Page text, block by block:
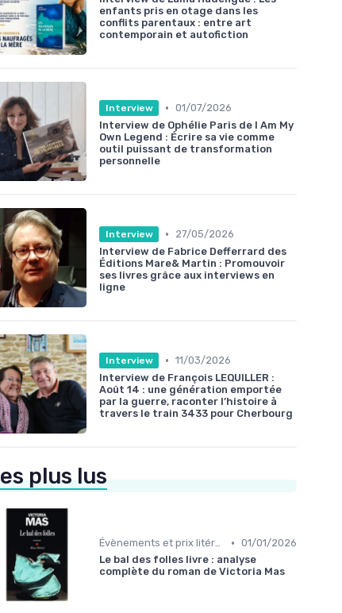
enfants pris en otage dans les
conflits parentaux : entre art
contemporain et autofiction
Interview • 01/07/2026
Interview de Ophélie Paris de I Am My
Own Legend : Écrire sa vie comme
outil puissant de transformation
personnelle
Interview •
27/05/2026
Interview de Fabrice Defferrard des
Éditions Mare& Martin : Promouvoir
ses livres grâce aux interviews en
ligne
Interview • 11/03/2026
Interview de François LEQUILLER :
Août 14 : une génération emportée
par la guerre, raconter l’histoire à
travers le train 3433 pour Cherbourg
plus lus
Évènements et prix litéraires • 01/01/2026
Le bal des folles livre : analyse
complète du roman de Victoria Mas